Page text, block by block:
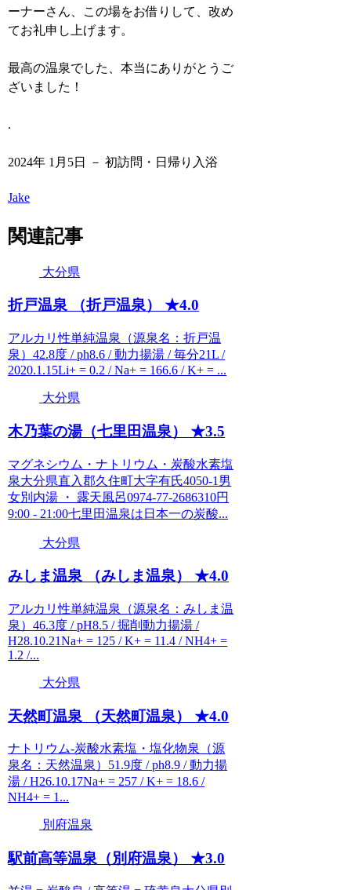
ーナーさん、この場をお借りして、改め
てお礼申し上げます。
最高の温泉でした、本当にありがとうご
ざいました！
.
2024年 1月5日 － 初訪問・日帰り入浴
Jake
関連記事
大分県
折戸温泉 （折戸温泉） ★4.0
アルカリ性単純温泉（源泉名：折戸温
泉）42.8度 / ph8.6 / 動力揚湯 / 毎分21L /
2020.1.15Li+ = 0.2 / Na+ = 166.6 / K+ = ...
大分県
木乃葉の湯（七里田温泉） ★3.5
マグネシウム・ナトリウム・炭酸水素塩
泉大分県直入郡久住町大字有氏4050-1男
女別内湯 ・ 露天風呂0974-77-2686310円
9:00 - 21:00七里田温泉は日本一の炭酸...
大分県
みしま温泉 （みしま温泉） ★4.0
アルカリ性単純温泉（源泉名：みしま温
泉）46.3度 / pH8.5 / 掘削動力揚湯 /
H28.10.21Na+ = 125 / K+ = 11.4 / NH4+ =
1.2 /...
大分県
天然町温泉 （天然町温泉） ★4.0
ナトリウム-炭酸水素塩・塩化物泉（源
泉名：天然温泉）51.9度 / ph8.9 / 動力揚
湯 / H26.10.17Na+ = 257 / K+ = 18.6 /
NH4+ = 1...
別府温泉
駅前高等温泉（別府温泉） ★3.0